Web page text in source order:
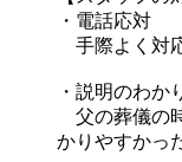
・電話応対
手際よく対
・説明のわか
父の葬儀の
かりやすかっ